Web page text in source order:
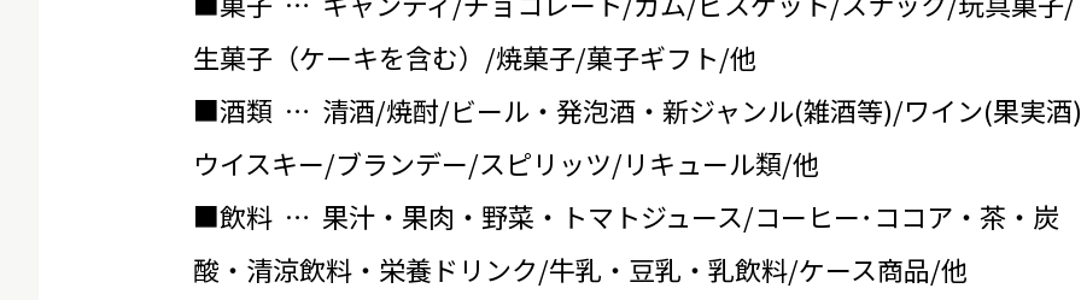
生菓子（ケーキを含む）/焼菓子/菓子ギフト/他
■酒類 … 清酒/焼酎/ビール・発泡酒・新ジャンル(雑酒等)/ワイン(果実
ウイスキー/ブランデー/スピリッツ/リキュール類/他
■飲料 … 果汁・果肉・野菜・トマトジュース/コーヒー･ココア・茶・炭
酸・清涼飲料・栄養ドリンク/牛乳・豆乳・乳飲料/ケース商品/他